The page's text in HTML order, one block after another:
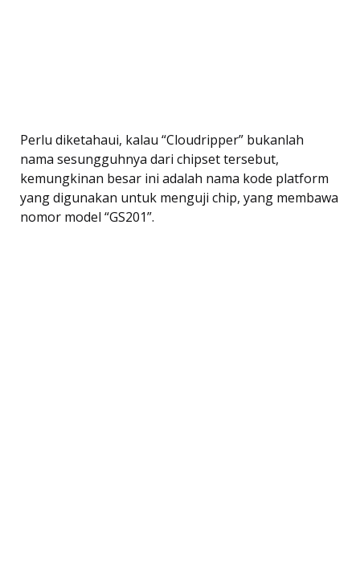
Perlu diketahaui, kalau “Cloudripper” bukanlah
nama sesungguhnya dari chipset tersebut,
kemungkinan besar ini adalah nama kode platform
yang digunakan untuk menguji chip, yang membawa
nomor model “GS201”.